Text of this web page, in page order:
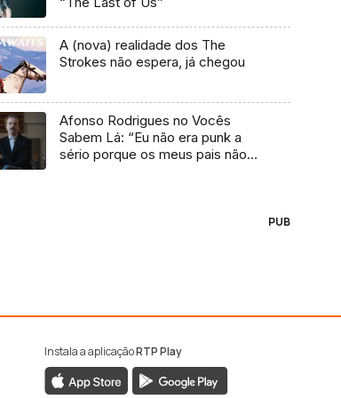
A (nova) realidade dos The
Strokes não espera, já chegou
Afonso Rodrigues no Vocês
Sabem Lá: “Eu não era punk a
sério porque os meus pais não
PUB
Instala a aplicaçãoRTP Play